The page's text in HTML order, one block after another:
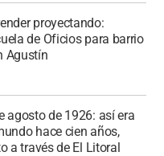
proyectando:
de Oficios para barrio
Agustín
agosto de 1926: así era
hace cien años,
a través de El Litoral